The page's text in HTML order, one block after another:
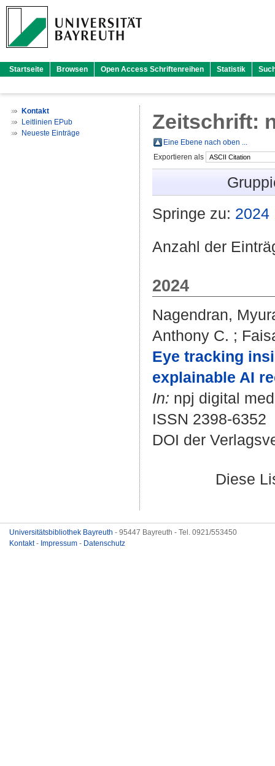
Startseite Browsen Open Access Schriftenreihen Statistik
Kontakt
Leitlinien EPub
Neueste Einträge
Zeitschrift:
Eine Ebene nach oben ...
Exportieren als
Springe zu: 2024
Anzahl der
2024
Nagendran,
Anthony C. ;
Eye tracking
explainable AI
In: npj digital
ISSN 2398-6352
DOI der
Diese
Universitätsbibliothek Bayreuth - 95447 Bayreuth - Tel. 0921/553450
Kontakt- Impressum - Datenschutz